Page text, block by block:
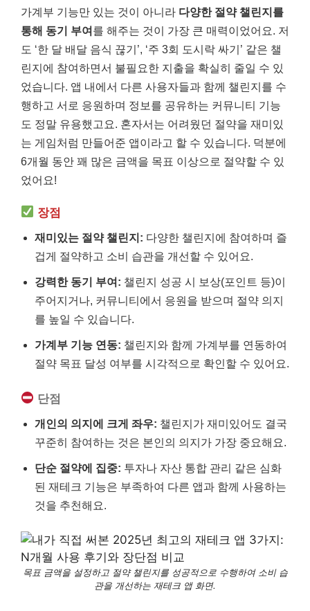
가계부 기능만 있는 것이 아니라 다양한 절약 챌린지를
통해 동기 부여 를 해주는 것이 가장 큰 매력이었어요. 저
도 ‘한 달 배달 음식 끊기’, ‘주 3회 도시락 싸기’ 같은 챌
린지에 참여하면서 불필요한 지출을 확실히 줄일 수 있
었습니다. 앱 내에서 다른 사용자들과 함께 챌린지를 수
행하고 서로 응원하며 정보를 공유하는 커뮤니티 기능
도 정말 유용했고요. 혼자서는 어려웠던 절약을 재미있
는 게임처럼 만들어준 앱이라고 할 수 있습니다. 덕분에
6개월 동안 꽤 많은 금액을 목표 이상으로 절약할 수 있
었어요!
장점
재미있는 절약 챌린지: 다양한 챌린지에 참여하며 즐
겁게 절약하고 소비 습관을 개선할 수 있어요.
강력한 동기 부여: 챌린지 성공 시 보상(포인트 등)이
주어지거나, 커뮤니티에서 응원을 받으며 절약 의지
를 높일 수 있습니다.
가계부 기능 연동: 챌린지와 함께 가계부를 연동하여
절약 목표 달성 여부를 시각적으로 확인할 수 있어요.
단점
개인의 의지에 크게 좌우: 챌린지가 재미있어도 결국
꾸준히 참여하는 것은 본인의 의지가 가장 중요해요.
단순 절약에 집중: 투자나 자산 통합 관리 같은 심화
된 재테크 기능은 부족하여 다른 앱과 함께 사용하는
것을 추천해요.
목표 금액을 설정하고 절약 챌린지를 성공적으로 수행하여 소비 습
관을 개선하는 재테크 앱 화면.